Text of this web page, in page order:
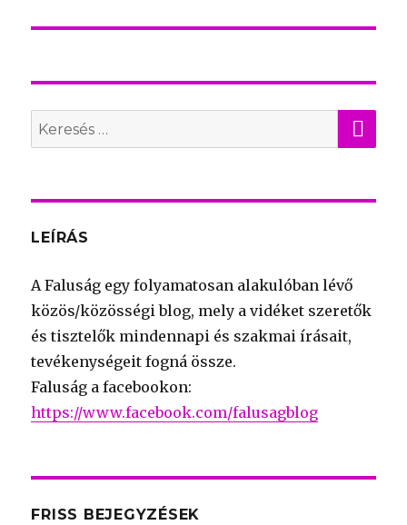
Search
for:
LEÍRÁS
A Faluság egy folyamatosan alakulóban lévő
közös/közösségi blog, mely a vidéket szeretők
és tisztelők mindennapi és szakmai írásait,
tevékenységeit fogná össze.
Faluság a facebookon:
https://www.facebook.com/falusagblog
FRISS BEJEGYZÉSEK